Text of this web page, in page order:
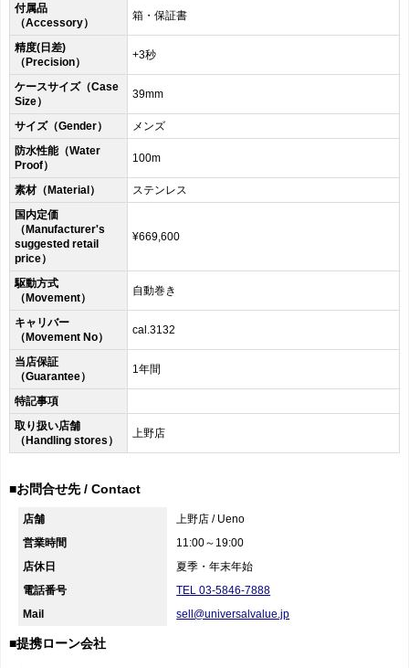
付属品
（Accessory）
箱・保証書
精度(日差)
（Precision）
+3秒
ケースサイズ（Case
Size）
39mm
サイズ（Gender）
メンズ
防水性能（Water
Proof）
100m
素材（Material）
ステンレス
国内定価
（Manufacturer's
suggested retail
price）
¥669,600
駆動方式
（Movement）
自動巻き
キャリバー
（Movement No）
cal.3132
当店保証
（Guarantee）
1年間
特記事項
取り扱い店舗
（Handling stores）
上野店
■お問合せ先 / Contact
店舗
上野店 / Ueno
営業時間
11:00～19:00
店休日
夏季・年末年始
電話番号
TEL 03-5846-7888
Mail
sell@universalvalue.jp
■提携ローン会社